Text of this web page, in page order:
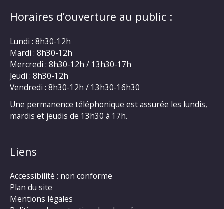
Horaires d’ouverture au public :
Lundi : 8h30-12h
Mardi : 8h30-12h
Mercredi : 8h30-12h / 13h30-17h
Jeudi : 8h30-12h
Vendredi : 8h30-12h / 13h30-16h30
Une permanence téléphonique est assurée les lundis,
mardis et jeudis de 13h30 à 17h.
Liens
Accessibilité : non conforme
Plan du site
Mentions légales